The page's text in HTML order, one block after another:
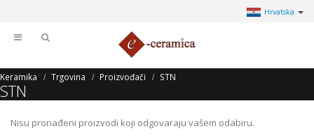
Hrvatska
Keramika Trgovina Proizvođači STN
STN
Nisu pronađeni proizvodi koji odgovaraju vašem odabiru.